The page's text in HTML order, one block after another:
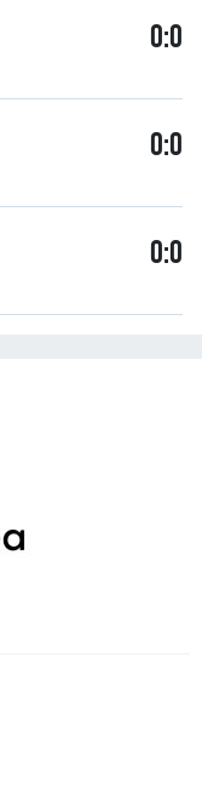
0:0
0:0
0:0